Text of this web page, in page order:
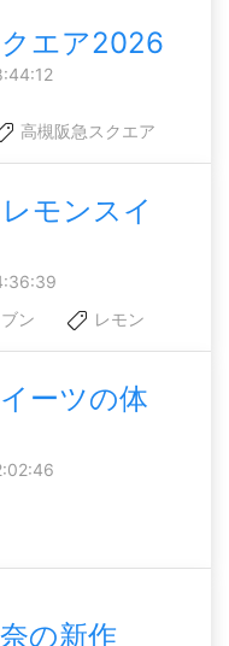
エア2026
高槻阪急スクエア
モンスイ
ン レモン
ーツの体
の新作